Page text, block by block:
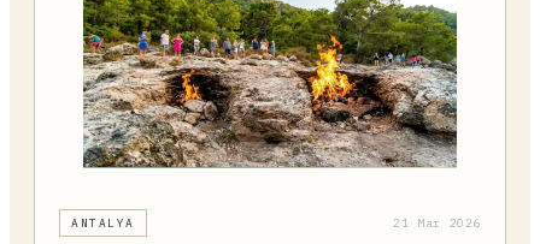
ANTALYA 21 Mar 2026